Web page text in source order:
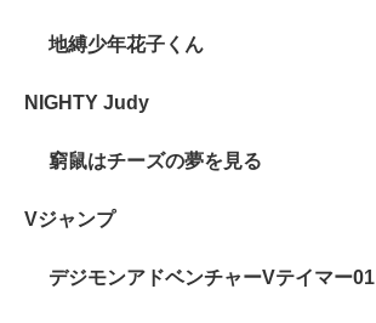
地縛少年花子くん
NIGHTY Judy
窮鼠はチーズの夢を見る
Vジャンプ
デジモンアドベンチャーVテイマー01